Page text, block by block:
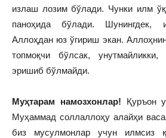
излаш лозим бўлади. Чунки илм
паноҳида бўлади. Шунингдек,
Аллоҳдан юз ўгириш экан.
топмоқчи бўлсак,
эришиб бўлмайди.
Муҳтарам намозхонлар! Қуръон
Муҳаммад соллаллоҳу алайҳи
биз мусулмонлар учун илмсиз